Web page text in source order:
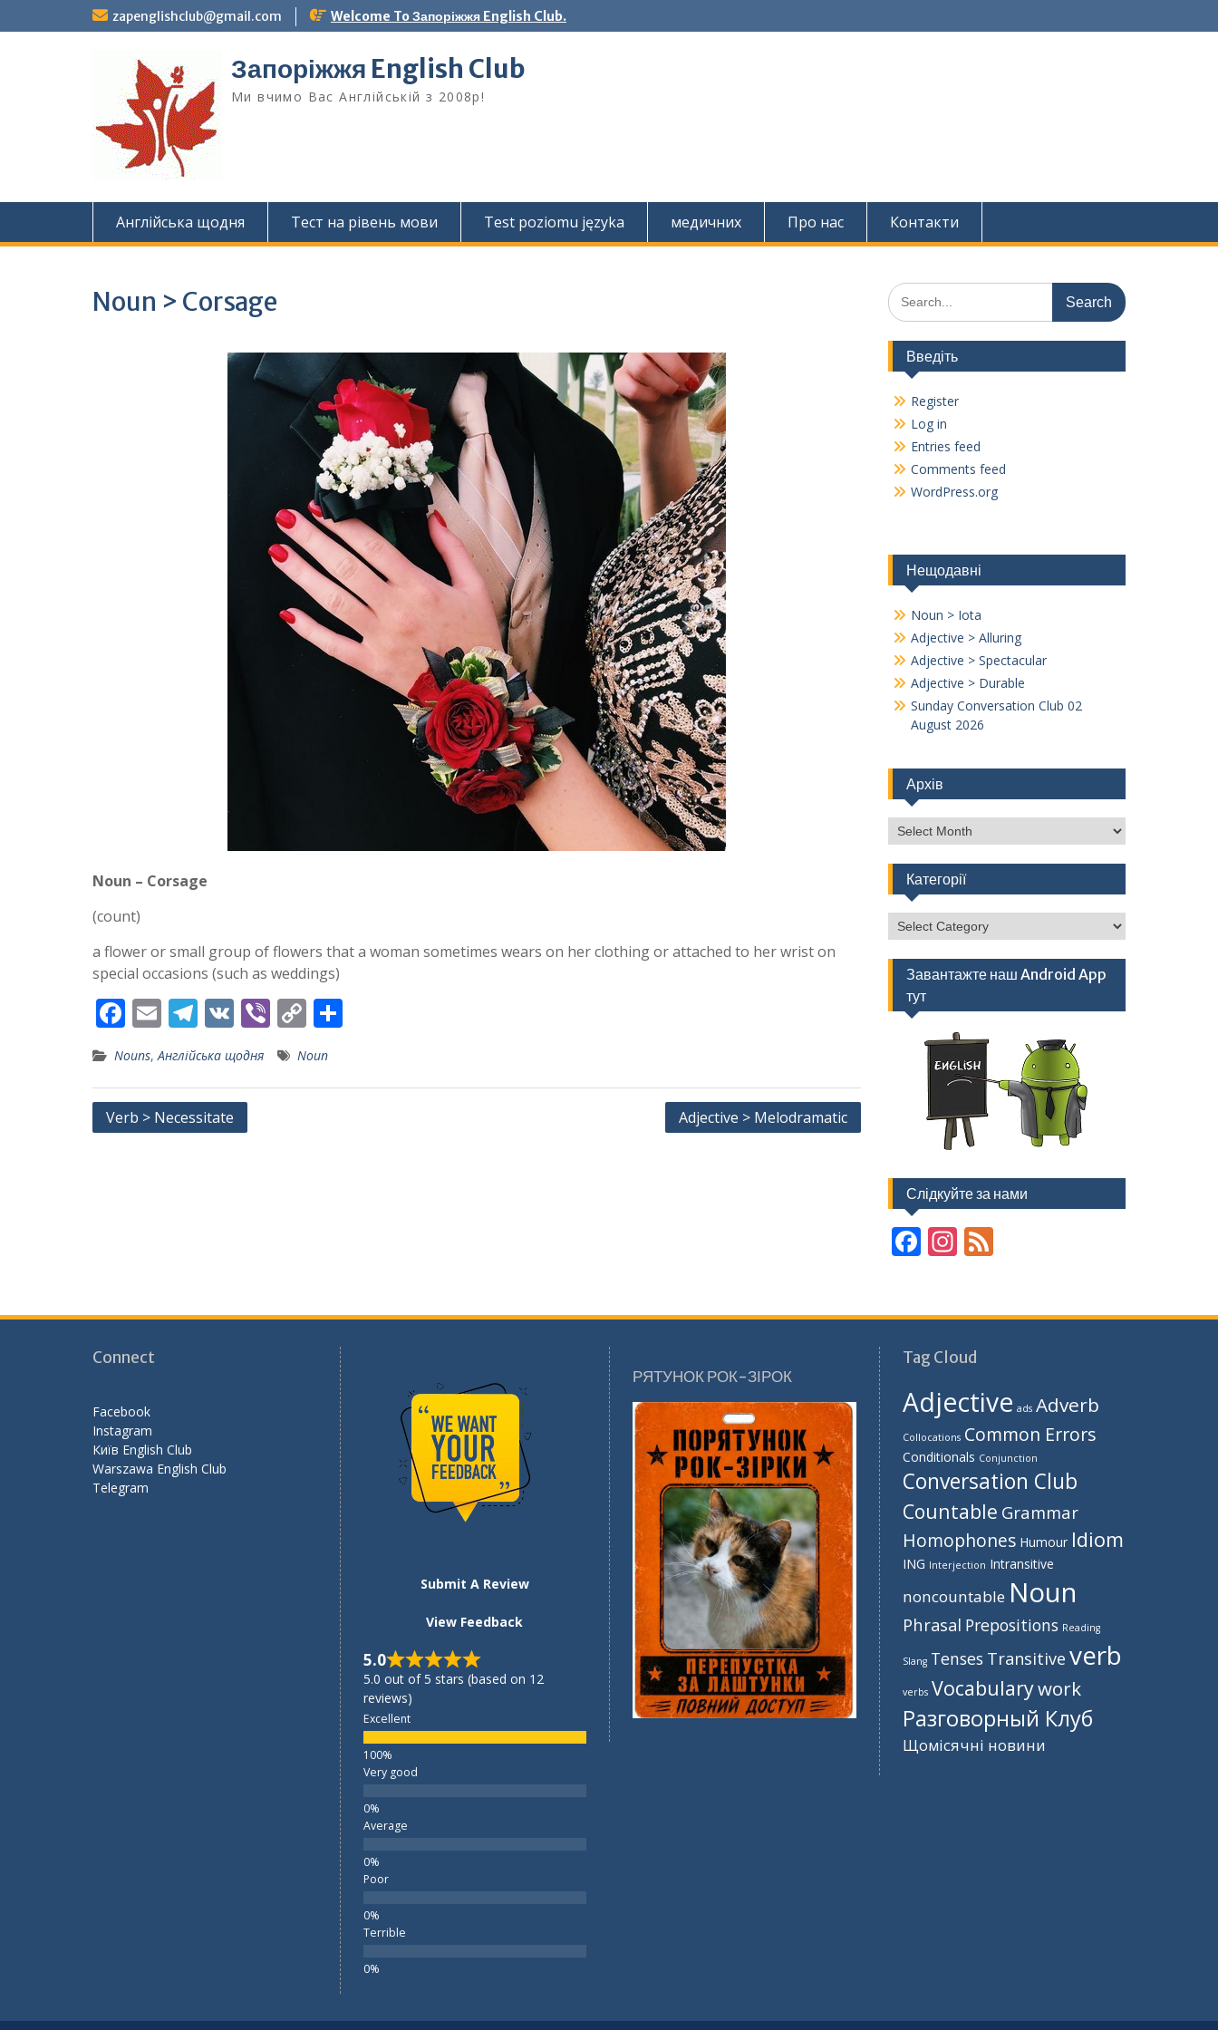
to
zapenglishclub@gmail.com Welcome To Запоріжжя English Club.
Запоріжжя English Club
Ми вчимо Вас Англійській з 2008р!
Англійська щодня Тест на рівень мови Test poziomu języka медичних Про нас Контакти
Noun > Corsage
Noun – Corsage
(count)
a flower or small group of flowers that a woman sometimes wears on her clothing or attached to her wrist on
special occasions (such as weddings)
F
e
b
o
E
m
ai
l
T
e
gr
a
V
K
Vi
b
er
C
p
y e
Nouns,Англійська щодня Noun
Post
Verb > Necessitate Adjective > Melodramatic
Search
for:
Введіть
Register
Log in
Entries feed
Comments feed
WordPress.org
Нещодавні
Noun > Iota
Adjective > Alluring
Adjective > Spectacular
Adjective > Durable
Sunday Conversation Club 02
August 2026
Архів
Архів
Категорії
Категорії
Завантажте наш Android App
тут
Слідкуйте за нами
F
b
o
o
k
In
gr
a
m
F
d
Connect
Facebook
Instagram
Київ English Club
Warszawa English Club
Telegram
Submit A Review
View Feedback
5.0
5.0 out of 5 stars (based on 12
reviews)
Excellent
Very good
Average
Poor
Terrible
РЯТУНОК РОК-ЗІРОК
Tag Cloud
Adjective ads Adverb
Collocations Common Errors
Conditionals Conjunction
Conversation Club
Countable Grammar
Homophones Humour Idiom
ING Interjection Intransitive
noncountable Noun
Phrasal Prepositions Reading
Slang Tenses Transitive verb
verbs Vocabularywork
Разговорный Клуб
Щомісячні новини